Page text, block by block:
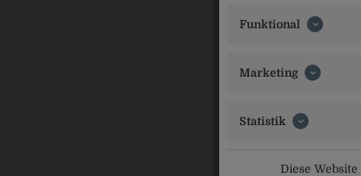
Erl-Bräu
Ähnliche
Funktional
Marketing
Statistik
Diese